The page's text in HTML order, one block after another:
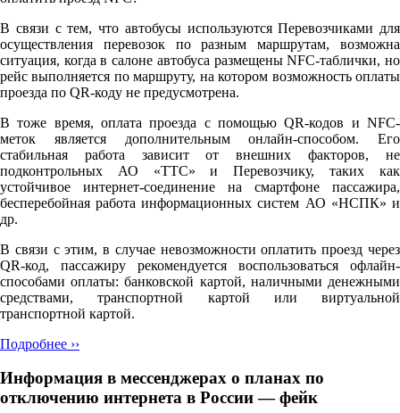
В связи с тем, что автобусы используются Перевозчиками для
осуществления перевозок по разным маршрутам, возможна
ситуация, когда в салоне автобуса размещены NFC-таблички, но
рейс выполняется по маршруту, на котором возможность оплаты
проезда по QR-коду не предусмотрена.
В тоже время, оплата проезда с помощью QR-кодов и NFC-
меток является дополнительным онлайн-способом. Его
стабильная работа зависит от внешних факторов, не
подконтрольных АО «ТТС» и Перевозчику, таких как
устойчивое интернет-соединение на смартфоне пассажира,
бесперебойная работа информационных систем АО «НСПК» и
др.
В связи с этим, в случае невозможности оплатить проезд через
QR-код, пассажиру рекомендуется воспользоваться офлайн-
способами оплаты: банковской картой, наличными денежными
средствами, транспортной картой или виртуальной
транспортной картой.
Подробнее ››
Информация в мессенджерах о планах по
отключению интернета в России — фейк